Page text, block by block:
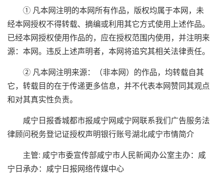
① 凡本网注明的本网所有作品，版权均属于本网，未
经本网授权不得转载、摘编或利用其它方式使用上述作品。
已经本网授权使用作品的，应在授权范围内使用，并注明来
源：本网。违反上述声明者，本网将追究其相关法律责任。
② 凡本网注明来源：（非本网）的作品，均转载自其
它，转载目的在于传递更多信息，并不代表本网赞同其观点
和对其真实性负责。
咸宁日报香城都市报咸宁网咸宁网联系我们广告服务法
律顾问税务登记证授权声明银行账号湖北咸宁市情简介
主管: 咸宁市委宣传部咸宁市人民新闻办公室主办：咸
宁日承办：咸宁日报网络传媒中心